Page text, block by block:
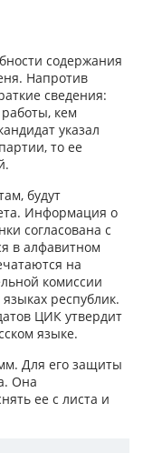
содержания
Напротив
сведения:
кем
указал
то ее
будут
Информация о
согласована с
в алфавитном
на
комиссии
республик.
ЦИК утвердит
языке.
Для его защиты
Она
ее с листа и